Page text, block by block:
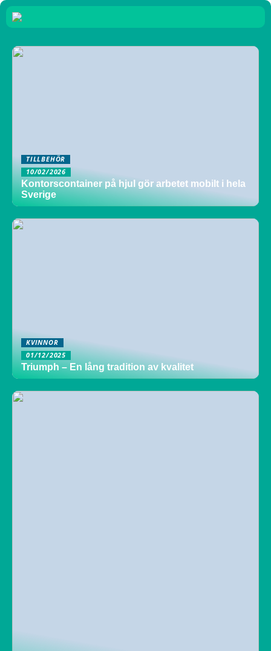
TILLBEHÖR
10/02/2026
Kontorscontainer på hjul gör arbetet mobilt i hela
Sverige
KVINNOR
01/12/2025
Triumph – En lång tradition av kvalitet